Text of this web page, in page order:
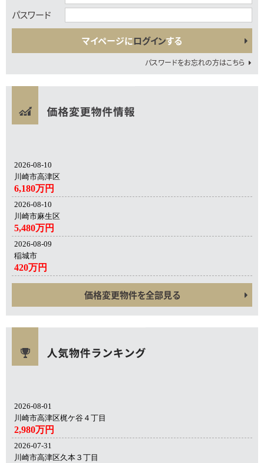
パスワード
マイページにログインする
パスワードをお忘れの方はこちら
2026-08-10
川崎市高津区
6,180万円
2026-08-10
川崎市麻生区
5,480万円
2026-08-09
稲城市
420万円
価格変更物件を全部見る
2026-08-01
川崎市高津区梶ケ谷４丁目
2,980万円
2026-07-31
川崎市高津区久本３丁目